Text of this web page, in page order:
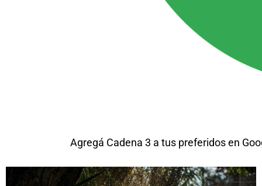
Agregá Cadena 3 a tus preferidos en